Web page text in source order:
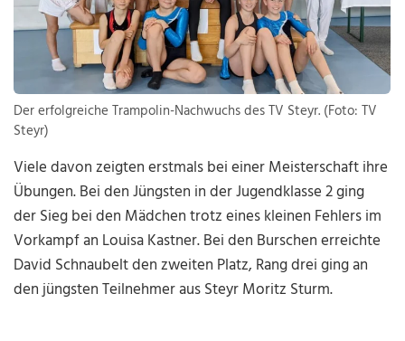
Der erfolgreiche Trampolin-Nachwuchs des TV Steyr. (Foto: TV
Steyr)
Viele davon zeigten erstmals bei einer Meisterschaft ihre
Übungen. Bei den Jüngsten in der Jugendklasse 2 ging
der Sieg bei den Mädchen trotz eines kleinen Fehlers im
Vorkampf an Louisa Kastner. Bei den Burschen erreichte
David Schnaubelt den zweiten Platz, Rang drei ging an
den jüngsten Teilnehmer aus Steyr Moritz Sturm.